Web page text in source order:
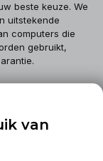
beste keuze. We
uitstekende
computers die
gebruikt,
van